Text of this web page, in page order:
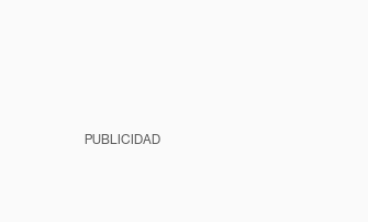
PUBLICIDAD